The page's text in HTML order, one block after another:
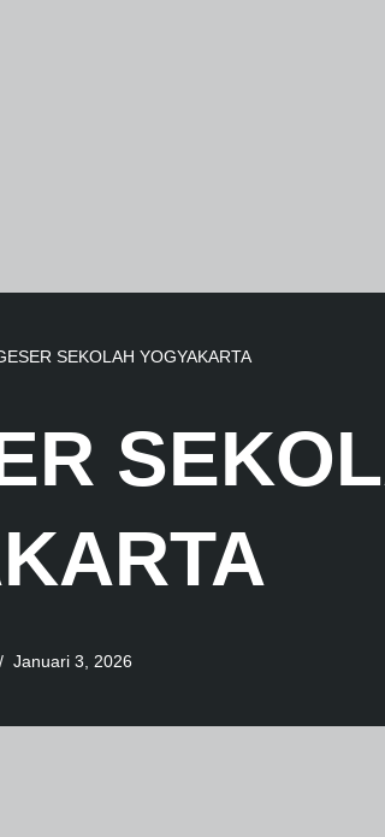
SEKOLAH YOGYAKARTA
Januari 3, 2026